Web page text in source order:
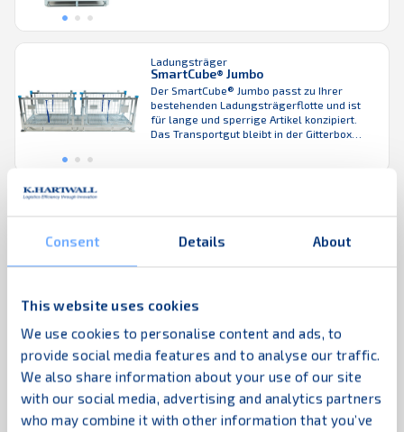
Consent Details About
This website uses cookies
We use cookies to personalise content and ads, to
provide social media features and to analyse our traffic.
We also share information about your use of our site
with our social media, advertising and analytics partners
who may combine it with other information that you’ve
SmartCube® für stehende Artikel effizient in
der Rückwärtslogistik, langlebig, ...
Ladungsträger
SmartCube® Jumbo
Der SmartCube® Jumbo passt zu Ihrer
bestehenden Ladungsträgerflotte und ist
für lange und sperrige Artikel konzipiert.
Das Transportgut bleibt in der Gitterbox
und sicher ...
effiziente Raumausnutzung, weil Sie
überflüssig – das senkt Kosten und
den meisten Gitterboxen können Sie die
Türen nur halb herunterklappen. Unser
SmartCube® hat auf einer Seite eine Tür, die
sich ...
Paket-Gitterbox
Diese faltbare Gitterbox hat eine
Standardgrundfläche und wird für den
Transport zwischen Sortierzentren sowie
eingehenden Warenströmen bei